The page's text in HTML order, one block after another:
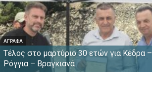
ΆΓΡΑΦΑ
Τέλος στο μαρτύριο 30 ετών για Κέδρα –
Ρόγγια – Βραγκιανά